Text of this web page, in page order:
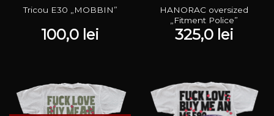
Tricou E30 „MOBBIN”
100,0 lei
HANORAC oversized
„Fitment Police”
325,0 lei